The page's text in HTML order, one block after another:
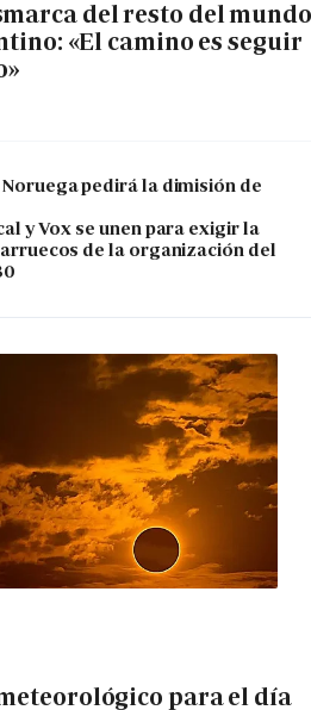
del resto del mundo
«El camino es seguir
pedirá la dimisión de
y Vox se unen para exigir la
de la organización del
para el día